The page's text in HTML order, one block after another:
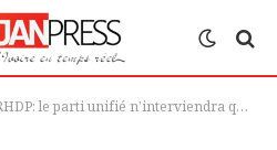
le parti unifié n’interviendra qu’après l’alternance en 2020, (Billon)